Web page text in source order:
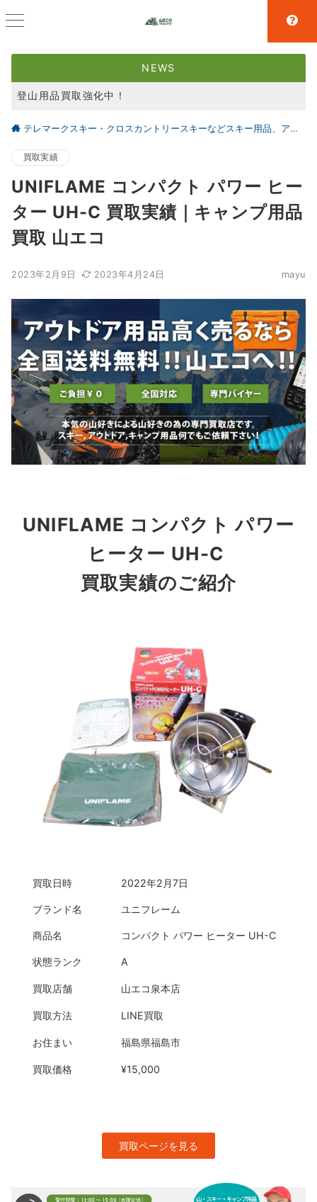
NEWS
登山用品買取強化中！
スキー用品買取強化中！
テレマークスキー・クロスカントリースキーなどスキー用品、アウトドア、キャンプ用品の買取なら仙台の【山とエコ】
買取実績
UNIFLAME コンパクト パワー ヒー
ター UH-C 買取実績｜キャンプ用品
買取 山エコ
2023年2月9日 2023年4月24日 mayu
UNIFLAME コンパクト パワー
ヒーター UH-C
買取実績のご紹介
買取日時 2022年2月7日
ブランド名 ユニフレーム
商品名 コンパクト パワー ヒーター UH-C
状態ランク A
買取店舗 山エコ泉本店
買取方法 LINE買取
お住まい 福島県福島市
買取価格 ¥15,000
買取ページを見る